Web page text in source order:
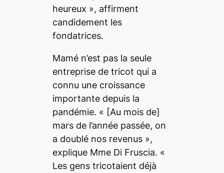
heureux », affirment
candidement les
fondatrices.
Mamé n’est pas la seule
entreprise de tricot qui a
connu une croissance
importante depuis la
pandémie. « [Au mois de]
mars de l’année passée, on
a doublé nos revenus»,
explique Mme Di Fruscia. «
Les gens tricotaient déjà